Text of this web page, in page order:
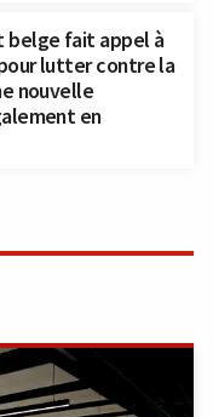
belge fait appel à
lutter contre la
nouvelle
en